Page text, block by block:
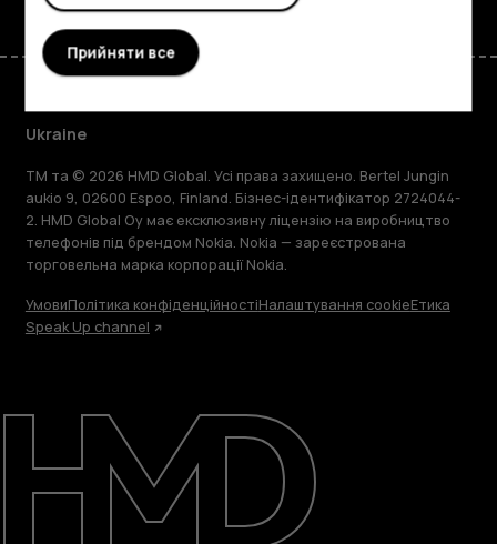
Детальніше
Підтримка
Ukraine
TM та © 2026 HMD Global. Усі права захищено. Bertel Jungin
aukio 9, 02600 Espoo, Finland. Бізнес-ідентифікатор 2724044-
2. HMD Global Oy має ексклюзивну ліцензію на виробництво
телефонів під брендом Nokia. Nokia — зареєстрована
торговельна марка корпорації Nokia.
УмовиПолітика конфіденційностіНалаштування cookieЕтика
Speak Up channel
Прийняти все